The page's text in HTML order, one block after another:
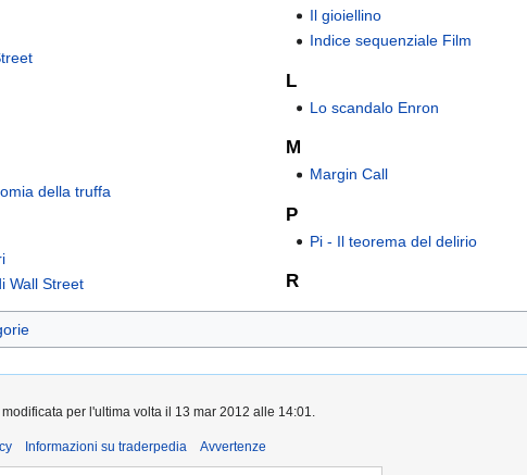
della truffa
Wall Street
Il gioiellino
Indice sequenziale Film
L
Lo scandalo Enron
M
Margin Call
P
Pi - Il teorema del delirio
R
per l'ultima volta il 13 mar 2012 alle 14:01.
Informazioni su traderpedia Avvertenze